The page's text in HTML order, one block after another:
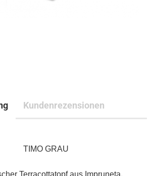
Kundenrezensionen
TIMO GRAU
Terracottatopf aus Impruneta,